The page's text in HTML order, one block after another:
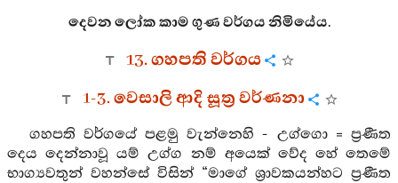
දෙවන ලෝක කාම ගුණ වර්ගය නිමියේය.
13. ගහපති වර්ගය
1-3. වෙසාලි ආදි සූත්‍ර වර්ණනා
ගහපති වර්ගයේ පළමු වැන්නෙහි - උග්ගො = ප්‍රණීත
දෙය දෙන්නාවූ යම් උග්ග නම් අයෙක් වේද හේ තෙමේ
භාග්‍යවතුන් වහන්සේ විසින් “මාගේ ශ්‍රාවකයන්හට ප්‍රණීත